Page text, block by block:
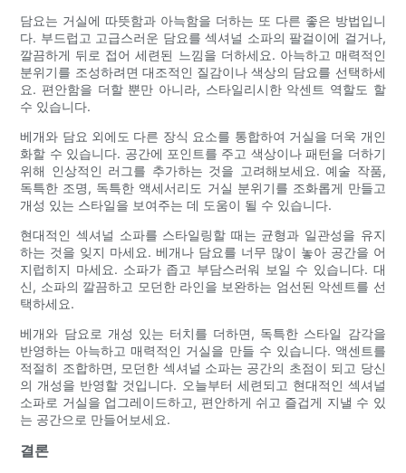
담요는 거실에 따뜻함과 아늑함을 더하는 또 다른 좋은 방법입니
다. 부드럽고 고급스러운 담요를 섹셔널 소파의 팔걸이에 걸거나,
깔끔하게 뒤로 접어 세련된 느낌을 더하세요. 아늑하고 매력적인
분위기를 조성하려면 대조적인 질감이나 색상의 담요를 선택하세
요. 편안함을 더할 뿐만 아니라, 스타일리시한 악센트 역할도 할
수 있습니다.
베개와 담요 외에도 다른 장식 요소를 통합하여 거실을 더욱 개인
화할 수 있습니다. 공간에 포인트를 주고 색상이나 패턴을 더하기
위해 인상적인 러그를 추가하는 것을 고려해보세요. 예술 작품,
독특한 조명, 독특한 액세서리도 거실 분위기를 조화롭게 만들고
개성 있는 스타일을 보여주는 데 도움이 될 수 있습니다.
현대적인 섹셔널 소파를 스타일링할 때는 균형과 일관성을 유지
하는 것을 잊지 마세요. 베개나 담요를 너무 많이 놓아 공간을 어
지럽히지 마세요. 소파가 좁고 부담스러워 보일 수 있습니다. 대
신, 소파의 깔끔하고 모던한 라인을 보완하는 엄선된 악센트를 선
택하세요.
베개와 담요로 개성 있는 터치를 더하면, 독특한 스타일 감각을
반영하는 아늑하고 매력적인 거실을 만들 수 있습니다. 액센트를
적절히 조합하면, 모던한 섹셔널 소파는 공간의 초점이 되고 당신
의 개성을 반영할 것입니다. 오늘부터 세련되고 현대적인 섹셔널
소파로 거실을 업그레이드하고, 편안하게 쉬고 즐겁게 지낼 수 있
는 공간으로 만들어보세요.
결론